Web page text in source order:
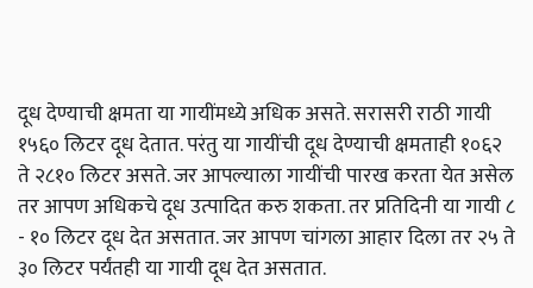
दूध देण्याची क्षमता या गायींमध्ये अधिक असते. सरासरी राठी गायी
१५६० लिटर दूध देतात. परंतु या गायींची दूध देण्याची क्षमताही १०६२
ते २८१० लिटर असते. जर आपल्याला गायींची पारख करता येत असेल
तर आपण अधिकचे दूध उत्पादित करु शकता. तर प्रतिदिनी या गायी ८
- १० लिटर दूध देत असतात. जर आपण चांगला आहार दिला तर २५ ते
३० लिटर पर्यंतही या गायी दूध देत असतात.